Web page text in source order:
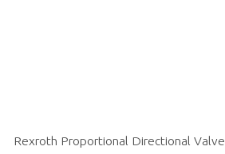
Rexroth Proportional Directional Valve